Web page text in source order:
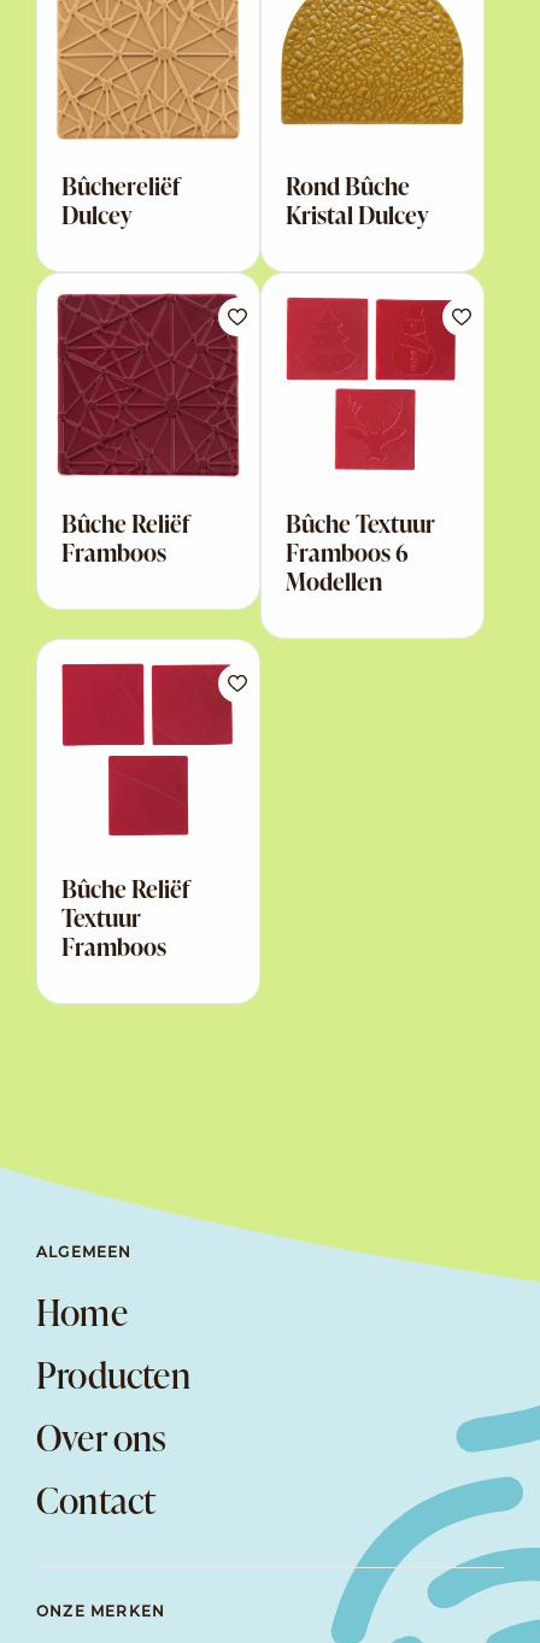
Bûchereliëf
Dulcey
Rond Bûche
Kristal Dulcey
Bûche Reliëf
Framboos
Bûche Textuur
Framboos 6
Modellen
Bûche Reliëf
Textuur
Framboos
ALGEMEEN
Home
Producten
Over ons
Contact
ONZE MERKEN